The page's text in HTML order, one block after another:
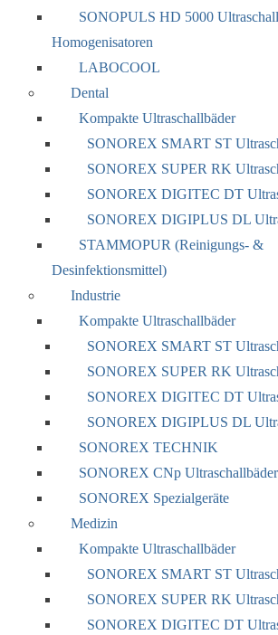
SONOPULS HD 5000
Homogenisatoren
LABOCOOL
Dental
Kompakte Ultraschallbäder
SONOREX SMART ST
SONOREX SUPER RK
SONOREX DIGITEC DT
SONOREX DIGIPLUS DL
STAMMOPUR (Reinigungs- &
Desinfektionsmittel)
Industrie
Kompakte Ultraschallbäder
SONOREX SMART ST
SONOREX SUPER RK
SONOREX DIGITEC DT
SONOREX DIGIPLUS DL
SONOREX TECHNIK
SONOREX CNp Ultraschallbäder
SONOREX Spezialgeräte
Medizin
Kompakte Ultraschallbäder
SONOREX SMART ST
SONOREX SUPER RK
SONOREX DIGITEC DT